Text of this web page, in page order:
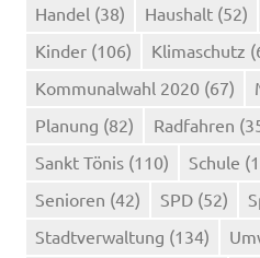
Handel (38) Haushalt (52)
Kinder (106) Klimaschutz
Kommunalwahl 2020 (67)
Planung (82) Radfahren
Sankt Tönis (110) Schule
Senioren (42) SPD (52)
Stadtverwaltung (134)